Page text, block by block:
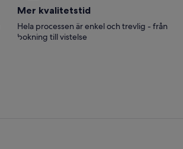
Mer kvalitetstid
Hela processen är enkel och trevlig - från
bokning till vistelse